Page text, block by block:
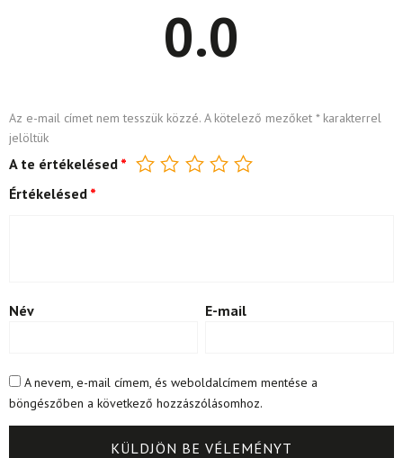
0.0
Az e-mail címet nem tesszük közzé. A kötelező mezőket *karakterrel
jelöltük
A te értékelésed *
Értékelésed *
Név E-mail
A nevem, e-mail címem, és weboldalcímem mentése a
böngészőben a következő hozzászólásomhoz.